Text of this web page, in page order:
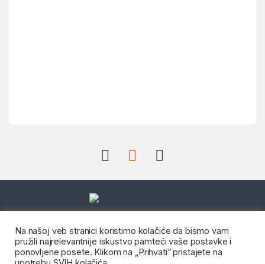
Dostupni radnim danom od:
08:00 do 20:00 i Subotom od
08:00 do 14:00
Imate pitanje?
Na našoj veb stranici koristimo kolačiće da bismo vam
pružili najrelevantnije iskustvo pamteći vaše postavke i
ponovljene posete. Klikom na „Prihvati“ pristajete na